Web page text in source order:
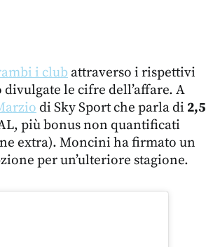
i club attraverso i rispettivi
le cifre dell’affare. A
di Sky Sport che parla di 2,5
più bonus non quantificati
extra). Moncini ha firmato un
per un’ulteriore stagione.